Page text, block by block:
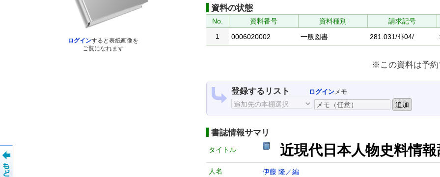
ログインすると表紙画像を
ご覧になれます
資料の状態
No. 資料番号 資料種別
請求記号
1
0006020002 一般図書 281.031/ｲﾄ04/
※この資料は予約
登録するリスト ログインメモ
書誌情報サマリ
タイトル 近現代日本人物史料情報
人名 伊藤 隆／編